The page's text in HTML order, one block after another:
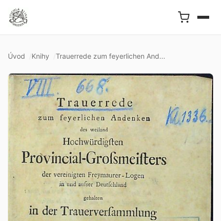
Úvod Knihy Trauerrede zum feyerlichen And...